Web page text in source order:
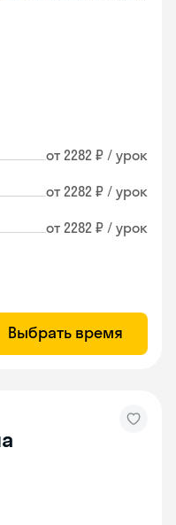
от 2282 ₽ / урок
от 2282 ₽ / урок
от 2282 ₽ / урок
Выбрать время